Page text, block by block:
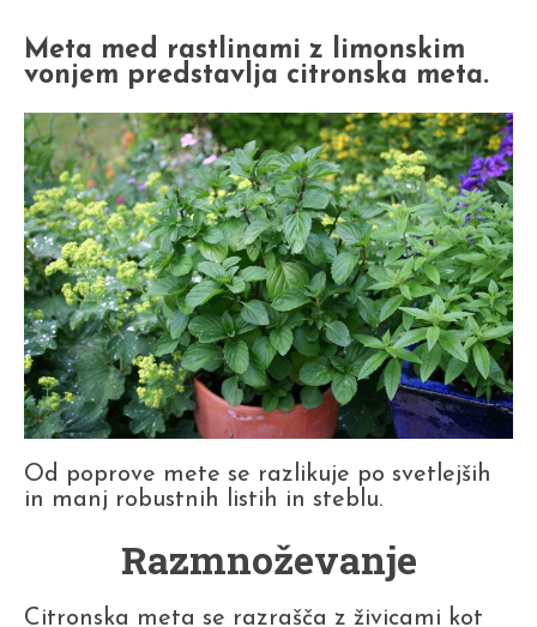
Meta med rastlinami z limonskim
vonjem predstavlja citronska meta.
Od poprove mete se razlikuje po svetlejših
in manj robustnih listih in steblu.
Razmnoževanje
Citronska meta se razrašča z živicami kot